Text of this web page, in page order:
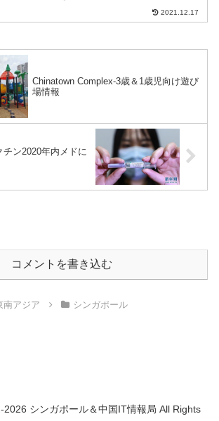
たりしないだろうか？そして、効用を見
ようとしても瓶には一切記載がない。さ
2021.12.17
Chinatown Complex-3歳＆1歳児向け遊び
場情報
ン2020年内メドに
コメントを書き込む
南アジア シンガポール
シンガポール＆中国IT情報局 All Rights